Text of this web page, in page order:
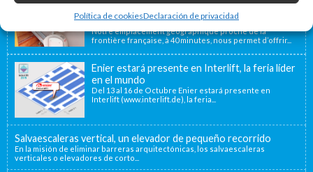
Política de cookiesDeclaración de privacidad
compris en France
Notre emplacement géographique proche de la
frontière française, à 40 minutes, nous permet d’offrir...
Enier estará presente en Interlift, la feria líder
en el mundo
Del 13 al 16 de Octubre Enier estará presente en
Interlift (www.interlift.de), la feria...
Salvaescaleras vertical, un elevador de pequeño recorrido
En la misión de eliminar barreras arquitectónicas, los salvaescaleras
verticales o elevadores de corto...